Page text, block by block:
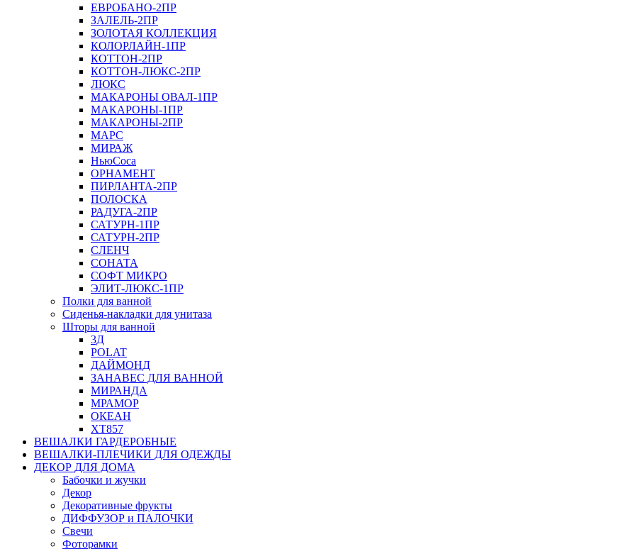
ЕВРОБАНО-2ПР
ЗАЛЕЛЬ-2ПР
ЗОЛОТАЯ КОЛЛЕКЦИЯ
КОЛОРЛАЙН-1ПР
КОТТОН-2ПР
КОТТОН-ЛЮКС-2ПР
ЛЮКС
МАКАРОНЫ ОВАЛ-1ПР
МАКАРОНЫ-1ПР
МАКАРОНЫ-2ПР
МАРС
МИРАЖ
НьюСоса
ОРНАМЕНТ
ПИРЛАНТА-2ПР
ПОЛОСКА
РАДУГА-2ПР
САТУРН-1ПР
САТУРН-2ПР
СЛЕНЧ
СОНАТА
СОФТ МИКРО
ЭЛИТ-ЛЮКС-1ПР
Полки для ванной
Сиденья-накладки для унитаза
Шторы для ванной
3Д
POLAT
ДАЙМОНД
ЗАНАВЕС ДЛЯ ВАННОЙ
МИРАНДА
МРАМОР
ОКЕАН
ХТ857
ВЕШАЛКИ ГАРДЕРОБНЫЕ
ВЕШАЛКИ-ПЛЕЧИКИ ДЛЯ ОДЕЖДЫ
ДЕКОР ДЛЯ ДОМА
Бабочки и жучки
Декор
Декоративные фрукты
ДИФФУЗОР и ПАЛОЧКИ
Свечи
Фоторамки